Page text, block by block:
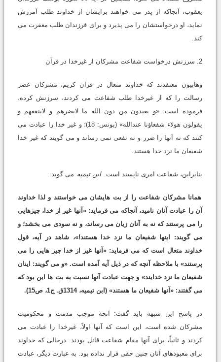
یعقوب، آنجاکه از پدر می خواهند برایشان از خداوند طلب آمرزش
نماید، او درخواستشان را می پذیرد و برای فرزندان طلب مغفرت می
کند.
2. سرزنش درخواست شفاعت مشرکان از غیرخدا در قرآن
وهابیون معتقدند که خداوند متعال در قرآن کریم، مشرکان عصر
رسالت را که از غیرخدا طلب شفاعت می کردند، سرزنش کرده،
فرموده است: «و یعبدون من دون الله ما لایضرهم و لاینفعهم و
یقولون هولاء شفعاؤنا عندالله» (یونس: 18)؛ و غیر خدا را عبادت می
کنند که نه آنها را ضرر و نه نفعی نمی رساند و می گویند که غیر خدا
شفیعان ما نزد خدا هستند.
بنابراین، شفاعت امری ناپسند است. ابن تیمیه می گوید:
همانا مشرکان شفاعت را از بت هایشان می خواستند و لذا خداوند
آن را عبادت آنان نامید، آنجاکه می فرماید: «آنها غیر از خدا، چیزهایی
را می پرستند که نه به آنان زیان می رساند، و نه سودی می بخشد؛ و
می گویند: اینها شفیعان ما نزد خدا هستند!»، شاهد در آیه، قول
خداوند متعال است که می فرماید: «آنها غیر از خدا چیز هایی را می
پرستند» با ملاحظه آنچه که در ذیل آیه آمده است. «و می گویند: اینان
شفیعان ما نزد خدایند» و جهت عبادت آنها نسبت به بت ها این بود که
می گفتند: «آنها شفیعان ما هستند» (ابن تیمیه، 1314ق. ج1، ص15).
در پاسخ این شبهه باید گفت: آنچه موجب مذمت و محکومیت
مشرکان شده است، این است که آنها اولاً، غیرخدا را عبادت می
کردند و ثانیاً، برای آنها مقام شفاعت قائل بودند. درحالی که خداوند
برای معبودهای آنان چنین حقی قرار نداده بود. به عبارت دیگر، عبادت